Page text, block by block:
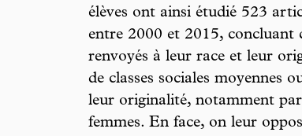
élèves ont ainsi étudié 523
entre 2000 et 2015, concluant
renvoyés à leur race et leur
de classes sociales moyennes
leur originalité, notamment
femmes. En face, on leur